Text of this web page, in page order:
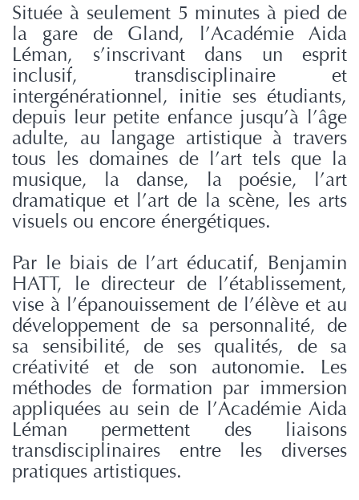
Située à seulement 5 minutes à pied de
la gare de Gland, l’Académie Aida
Léman, s’inscrivant dans un esprit
inclusif, transdisciplinaire et
intergénérationnel, initie ses étudiants,
depuis leur petite enfance jusqu’à l’âge
adulte, au langage artistique à travers
tous les domaines de l’art tels que la
musique, la danse, la poésie, l’art
dramatique et l’art de la scène, les arts
visuels ou encore énergétiques.
Par le biais de l’art éducatif, Benjamin
HATT, le directeur de l’établissement,
vise à l’épanouissement de l’élève et au
développement de sa personnalité, de
sa sensibilité, de ses qualités, de sa
créativité et de son autonomie. Les
méthodes de formation par immersion
appliquées au sein de l’Académie Aida
Léman permettent des liaisons
transdisciplinaires entre les diverses
pratiques artistiques.